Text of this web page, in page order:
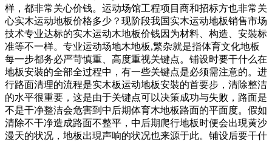
样，都非常关心价钱。运动场馆工程项目商和招标方也非常关
心实木运动地板价格多少？现阶段我国实木运动地板销售市场
技术专业达标的实木运动木地板价钱因为材料、构造、安裝标
准等不一样。专业运动场地木地板,繁杂就是指体育文化地板
每一步都务必严苛慎重、高度重视关键点。铺设时要干什么在
地板安裝的全部全过程中，有一些关键点是必须需注意的。进
行路面清理的流程是实木板运动地板安裝的首要步，清除整洁
的水平很重要，这是由于关键点可以决策成功与失败，路面是
不是干净整洁会危害到中后期体育木地板路面的平面度。假如
清除不干净造成路面不整平，中后期爬行地板时便会出現黄沙
漫天的状况，地板出現声响的状况也来源于此。铺设后要干什